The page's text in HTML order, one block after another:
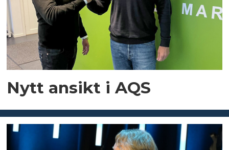
Nytt ansikt i AQS